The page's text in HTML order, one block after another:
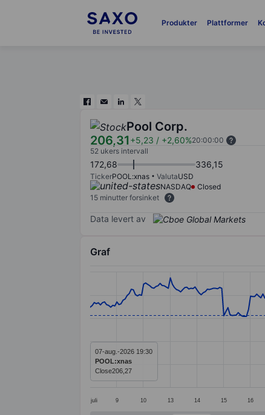
Produkter Plattformer
Pool Corp.
206,31+5,23 / +2,60%20:00:00
52 ukers intervall
172,68 336,15
TickerPOOL:xnas ValutaUSD
NASDAQ
Closed
15 minutter forsinket
Data levert av
Graf
Line chart with 299 data points.
The chart has 1 X axis displaying
The chart has 1 Y axis displaying
juli 9 10 13 14 15 16
07-aug.-2026 19:30
POOL:xnas
Close206,27